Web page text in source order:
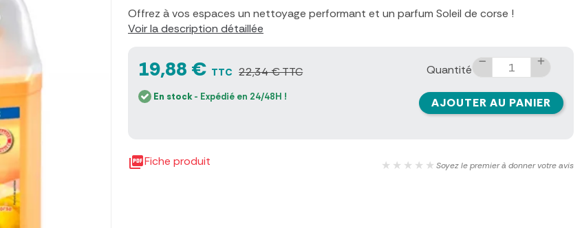
Offrez à vos espaces un nettoyage performant et un parfum Soleil de corse !
Voir la description détaillée
19,88 € TTC 22,34 € TTC
En stock- Expédié en 24/48H !
Quantité
AJOUTER AU PANIER
Fiche produit ★★★★★ Soyez le premier à donner votre avis